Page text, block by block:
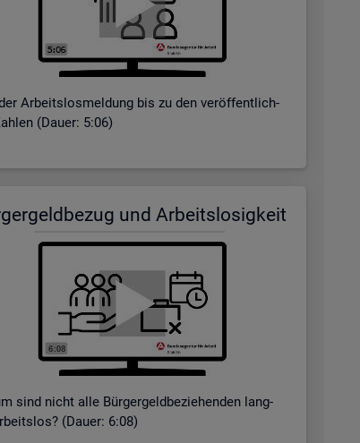
Ar­beits­los­mel­dung bis zu den ver­öf­fent­lich­
(Dauer: 5:06)
und Ar­beits­lo­sig­keit
sind nicht alle Bür­ger­geld­be­zie­hen­den lang­
(Dauer: 6:08)